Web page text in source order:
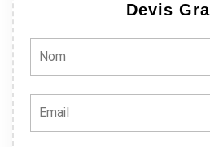
Devis